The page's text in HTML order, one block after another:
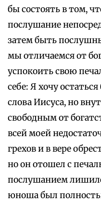
бы состоять в том,
послушание
затем быть
мы отличаемся от
успокоить свою
себе: Я хочу
слова Иисуса, но
свободным от
всей моей
грехов и в вере
но он отошел с
послушанием
юноша был